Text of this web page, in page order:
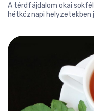
A térdfájdalom okai
hétköznapi helyzetekben